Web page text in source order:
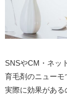
SNSやCM・ネッ
育毛剤のニューモ
実際に効果がある